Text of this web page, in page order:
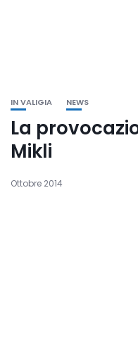
IN VALIGIA NEWS
La
Mikli
Ottobre 2014